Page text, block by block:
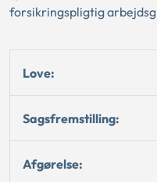
forsikringspligtig
Love:
Sagsfremstilling:
Afgørelse: